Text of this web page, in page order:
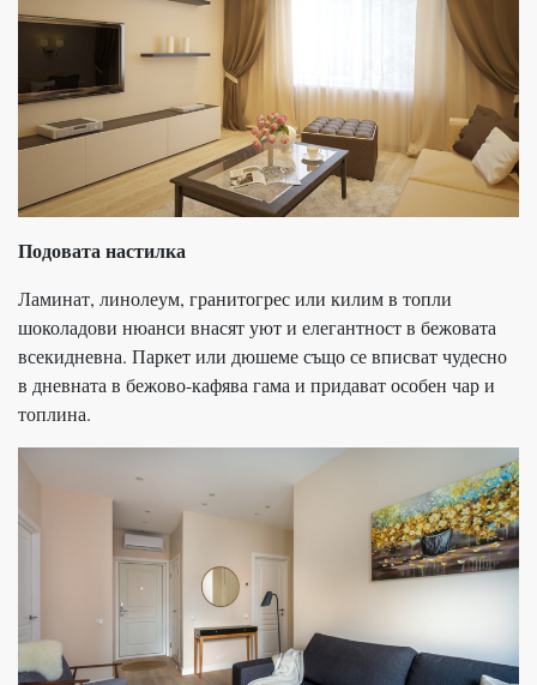
Подовата настилка
Ламинат, линолеум, гранитогрес или килим в топли
шоколадови нюанси внасят уют и елегантност в бежовата
всекидневна. Паркет или дюшеме също се вписват чудесно
в дневната в бежово-кафява гама и придават особен чар и
топлина.